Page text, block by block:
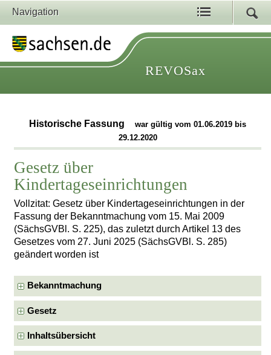
Navigation
REVOSax
Historische Fassung
war gültig vom 01.06.2019 bis
29.12.2020
Gesetz über
Kindertageseinrichtungen
Vollzitat: Gesetz über Kindertageseinrichtungen in der
Fassung der Bekanntmachung vom 15. Mai 2009
(SächsGVBl. S. 225), das zuletzt durch Artikel 13 des
Gesetzes vom 27. Juni 2025 (SächsGVBl. S. 285)
geändert worden ist
Bekanntmachung
Gesetz
Inhaltsübersicht